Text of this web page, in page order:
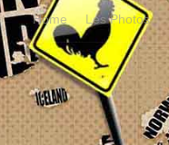
Home Les Photos